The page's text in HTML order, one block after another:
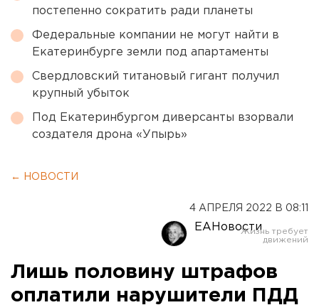
постепенно сократить ради планеты
Федеральные компании не могут найти в
Екатеринбурге земли под апартаменты
Свердловский титановый гигант получил
крупный убыток
Под Екатеринбургом диверсанты взорвали
создателя дрона «Упырь»
← НОВОСТИ
4 АПРЕЛЯ 2022 В 08:11
ЕАНовости
Лишь половину штрафов
оплатили нарушители ПДД